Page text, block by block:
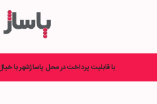
با قابلیت پرداخت در محل پاساژشهر با